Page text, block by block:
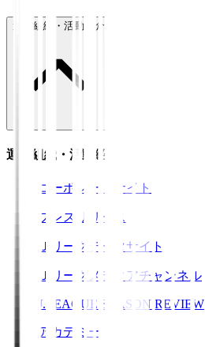
運営組織・活動紹介
運営組織・活動紹介
コーポレートサイト
プレスリリース
Ｊリーグデータサイト
Ｊリーグメディアチャンネル
J.LEAGUE SEASON REVIEW
アカデミー